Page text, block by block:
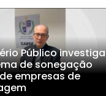
Público investiga
de sonegação
empresas de